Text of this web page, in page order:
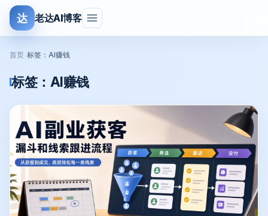
达 老达AI博客
首页 标签：AI赚钱
标签： AI赚钱